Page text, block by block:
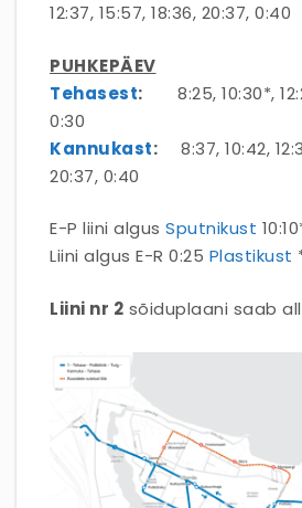
12:37, 15:57, 18:36, 20:37, 0:40
PUHKEPÄEV
Tehasest: 8:25, 10:30*,
0:30
Kannukast: 8:37, 10:42,
20:37, 0:40
E-P liini algus Sputnikust
Liini algus E-R 0:25 Plastikust
Liini nr 2 sõiduplaani saab